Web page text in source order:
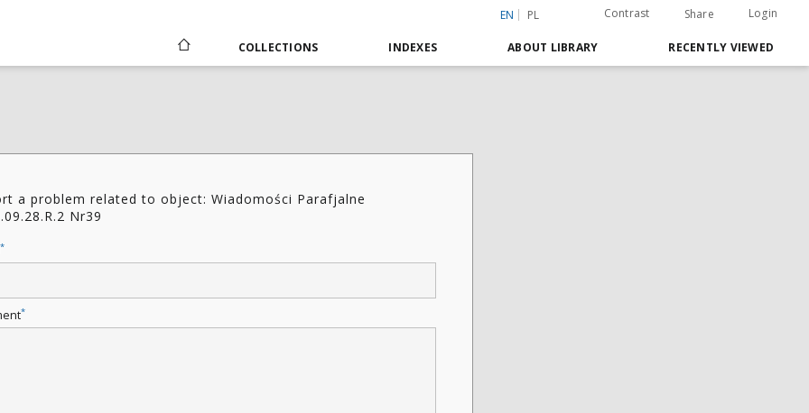
EN PL Contrast Share Login
COLLECTIONS INDEXES ABOUT LIBRARY RECENTLY VIEWED
a problem related to object: Wiadomości Parafjalne
Nr39
*
*